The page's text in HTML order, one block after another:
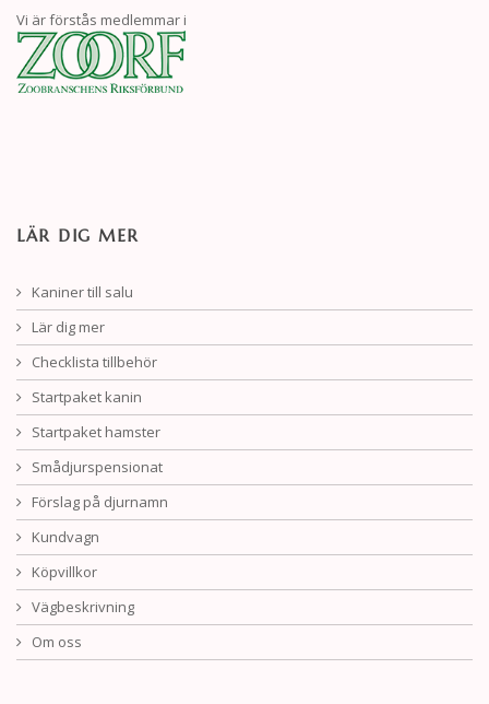
Vi är förstås medlemmar i
LÄR DIG MER
Kaniner till salu
Lär dig mer
Checklista tillbehör
Startpaket kanin
Startpaket hamster
Smådjurspensionat
Förslag på djurnamn
Kundvagn
Köpvillkor
Vägbeskrivning
Om oss